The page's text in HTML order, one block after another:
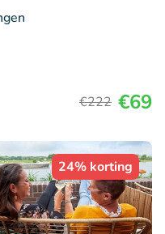
€222 €69
24% korting